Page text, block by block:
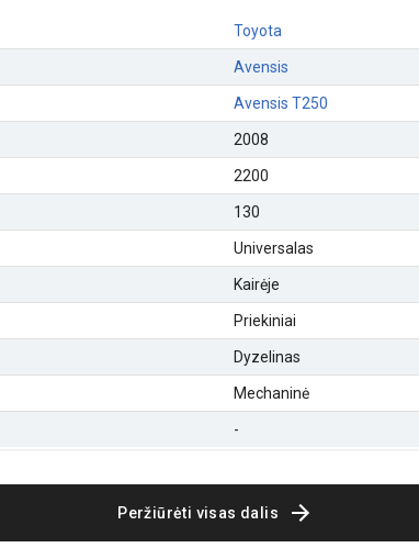
Toyota
Avensis
Avensis T250
2008
2200
130
Universalas
Kairėje
Priekiniai
Dyzelinas
Mechaninė
-
Peržiūrėti visas dalis